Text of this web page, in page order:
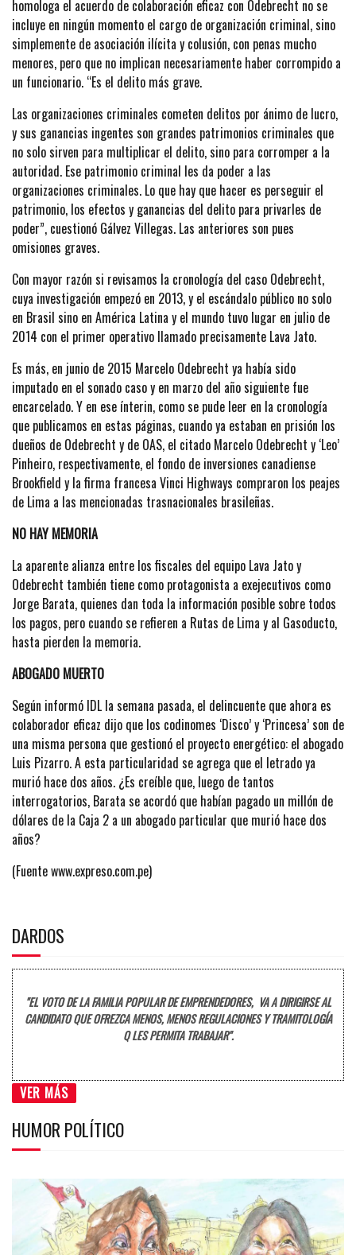
homologa el acuerdo de colaboración eficaz con Odebrecht no se
incluye en ningún momento el cargo de organización criminal, sino
simplemente de asociación ilícita y colusión, con penas mucho
menores, pero que no implican necesariamente haber corrompido a
un funcionario. “Es el delito más grave.
Las organizaciones criminales cometen delitos por ánimo de lucro,
y sus ganancias ingentes son grandes patrimonios criminales que
no solo sirven para multiplicar el delito, sino para corromper a la
autoridad. Ese patrimonio criminal les da poder a las
organizaciones criminales. Lo que hay que hacer es perseguir el
patrimonio, los efectos y ganancias del delito para privarles de
poder”, cuestionó Gálvez Villegas. Las anteriores son pues
omisiones graves.
Con mayor razón si revisamos la cronología del caso Odebrecht,
cuya investigación empezó en 2013, y el escándalo público no solo
en Brasil sino en América Latina y el mundo tuvo lugar en julio de
2014 con el primer operativo llamado precisamente Lava Jato.
Es más, en junio de 2015 Marcelo Odebrecht ya había sido
imputado en el sonado caso y en marzo del año siguiente fue
encarcelado. Y en ese ínterin, como se pude leer en la cronología
que publicamos en estas páginas, cuando ya estaban en prisión los
dueños de Odebrecht y de OAS, el citado Marcelo Odebrecht y ‘Leo’
Pinheiro, respectivamente, el fondo de inversiones canadiense
Brookfield y la firma francesa Vinci Highways compraron los peajes
de Lima a las mencionadas trasnacionales brasileñas.
NO HAY MEMORIA
La aparente alianza entre los fiscales del equipo Lava Jato y
Odebrecht también tiene como protagonista a exejecutivos como
Jorge Barata, quienes dan toda la información posible sobre todos
los pagos, pero cuando se refieren a Rutas de Lima y al Gasoducto,
hasta pierden la memoria.
ABOGADO MUERTO
Según informó IDL la semana pasada, el delincuente que ahora es
colaborador eficaz dijo que los codinomes ‘Disco’ y ‘Princesa’ son de
una misma persona que gestionó el proyecto energético: el abogado
Luis Pizarro. A esta particularidad se agrega que el letrado ya
murió hace dos años. ¿Es creíble que, luego de tantos
interrogatorios, Barata se acordó que habían pagado un millón de
dólares de la Caja 2 a un abogado particular que murió hace dos
años?
(Fuente www.expreso.com.pe)
DARDOS
"EL VOTO DE LA FAMILIA POPULAR DE EMPRENDEDORES, VA A DIRIGIRSE AL
CANDIDATO QUE OFREZCA MENOS, MENOS REGULACIONES Y TRAMITOLOGÍA
Q LES PERMITA TRABAJAR".
VER MÁS
HUMOR POLÍTICO